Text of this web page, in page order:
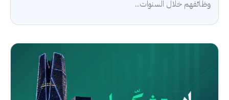
وظائفهم خلال السنوات...